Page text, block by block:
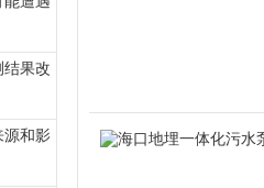
结果改
源和影